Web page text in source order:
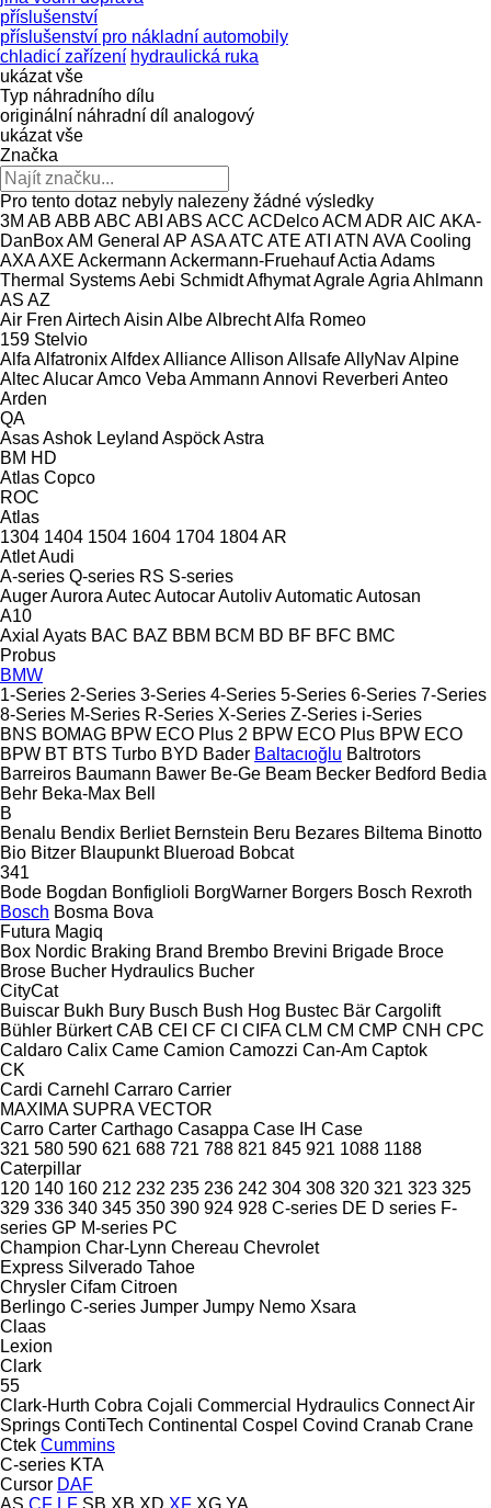
příslušenství
příslušenství pro nákladní automobily
chladicí zařízení hydraulická ruka
ukázat vše
Typ náhradního dílu
originální náhradní díl analogový
ukázat vše
Značka
Pro tento dotaz nebyly nalezeny žádné výsledky
3M AB ABB ABC ABI ABS ACC ACDelcoACM ADR AIC AKA-
DanBoxAM General AP ASAATC ATE ATI ATN AVA Cooling
AXAAXE Ackermann Ackermann-FruehaufActia Adams
Thermal SystemsAebi SchmidtAfhymatAgraleAgria Ahlmann
AS AZ
Air Fren Airtech Aisin AlbeAlbrechtAlfa Romeo
159 Stelvio
Alfa AlfatronixAlfdexAllianceAllison AllsafeAllyNavAlpine
AltecAlucarAmco Veba Ammann Annovi Reverberi Anteo
Arden
QA
AsasAshok Leyland AspöckAstra
BM HD
Atlas Copco
ROC
Atlas
1304 1404 1504 1604 1704 1804AR
AtletAudi
A-series Q-series RS S-series
AugerAurora AutecAutocarAutolivAutomaticAutosan
A10
Axial Ayats BAC BAZ BBM BCM BD BF BFC BMC
Probus
BMW
1-Series 2-Series 3-Series 4-Series 5-Series 6-Series 7-Series
8-Series M-Series R-Series X-Series Z-Series i-Series
BNS BOMAG BPW ECO Plus 2 BPW ECO Plus BPW ECO
BPW BT BTS Turbo BYD Bader Baltacıoğlu Baltrotors
Barreiros Baumann Bawer Be-Ge Beam Becker Bedford Bedia
Behr Beka-Max Bell
B
Benalu Bendix Berliet Bernstein Beru Bezares Biltema Binotto
Bio Bitzer Blaupunkt Blueroad Bobcat
341
Bode Bogdan Bonfiglioli BorgWarner Borgers Bosch Rexroth
Bosch Bosma Bova
Futura Magiq
Box Nordic Braking Brand Brembo Brevini Brigade Broce
Brose Bucher Hydraulics Bucher
CityCat
Buiscar Bukh Bury Busch Bush Hog Bustec Bär Cargolift
Bühler Bürkert CAB CEI CF CI CIFA CLM CM CMP CNH CPC
Caldaro Calix Came Camion Camozzi Can-Am Captok
CK
Cardi Carnehl Carraro Carrier
MAXIMA SUPRA VECTOR
Carro Carter Carthago Casappa Case IH Case
321 580 590 621 688 721 788 821 845 921 1088 1188
Caterpillar
120 140 160 212 232 235 236 242 304 308 320 321 323 325
329 336 340 345 350 390 924 928 C-series DE D series F-
series GP M-series PC
Champion Char-Lynn Chereau Chevrolet
Express Silverado Tahoe
Chrysler Cifam Citroen
Berlingo C-series Jumper Jumpy Nemo Xsara
Claas
Lexion
Clark
55
Clark-Hurth Cobra Cojali Commercial Hydraulics Connect Air
Springs ContiTech Continental Cospel Covind Cranab Crane
Ctek Cummins
C-series KTA
Cursor DAF
AS CF LF SB XB XD XF XG YA